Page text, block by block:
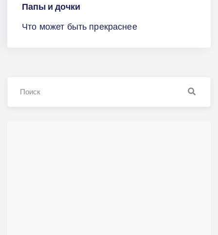
Папы и дочки
Что может быть прекраснее